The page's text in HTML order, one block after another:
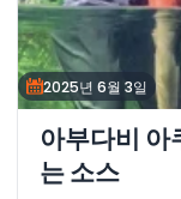
2025년 6월 3일
아부다비 아
는 소스